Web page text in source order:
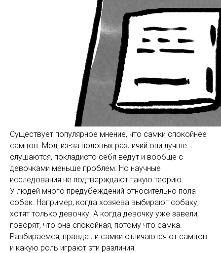
Существует популярное мнение, что самки спокойнее
самцов. Мол, из-за половых различий они лучше
слушаются, покладисто себя ведут и вообще с
девочками меньше проблем. Но научные
исследования не подтверждают такую теорию.
У людей много предубеждений относительно пола
собак. Например, когда хозяева выбирают собаку,
хотят только девочку. А когда девочку уже завели,
говорят, что она спокойная, потому что самка.
Разбираемся, правда ли самки отличаются от самцов
и какую роль играют эти различия.